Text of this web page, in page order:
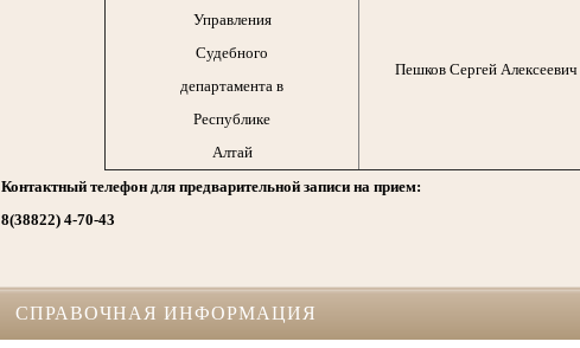
Управления
Судебного
департамента в
Республике
Алтай
Пешков Сергей Алексеевич
Контактный телефон для предварительной записи на прием:
8(38822) 4-70-43
СПРАВОЧНАЯ ИНФОРМАЦИЯ